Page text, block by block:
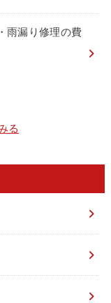
雨漏り修理の費
る